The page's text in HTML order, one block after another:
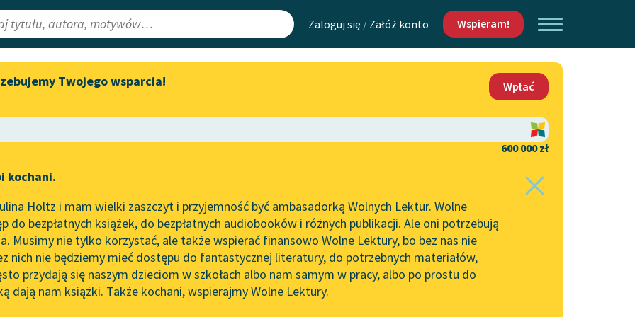
Zaloguj się / Załóż konto Wspieram!
Lektury
redakcyjne
Aktualności
„Prokurator Alicja Horn” do
literatury skandynawskiej
Spotkanie z Katarzyną Tunkiel
w Oslo
102. lata temu zmarł Joseph
Conrad
Mapa Wolnych Lektur
Leśmianator
API
OAI-PMH
Widget Wolnych Lektur
Kontakt
O projekcie
Zasady wykorzystania
Wolnych Lektur
Logotypy
Materiały promocyjne
Twojego wsparcia!
Wpłać
600 000 zł
kochani.
Holtz i mam wielki zaszczyt i przyjemność być ambasadorką Wolnych Lektur. Wolne
do bezpłatnych książek, do bezpłatnych audiobooków i różnych publikacji. Ale oni potrzebują
Musimy nie tylko korzystać, ale także wspierać finansowo Wolne Lektury, bo bez nas nie
nich nie będziemy mieć dostępu do fantastycznej literatury, do potrzebnych materiałów,
przydają się naszym dzieciom w szkołach albo nam samym w pracy, albo po prostu do
dają nam książki. Także kochani, wspierajmy Wolne Lektury.
Platon✖